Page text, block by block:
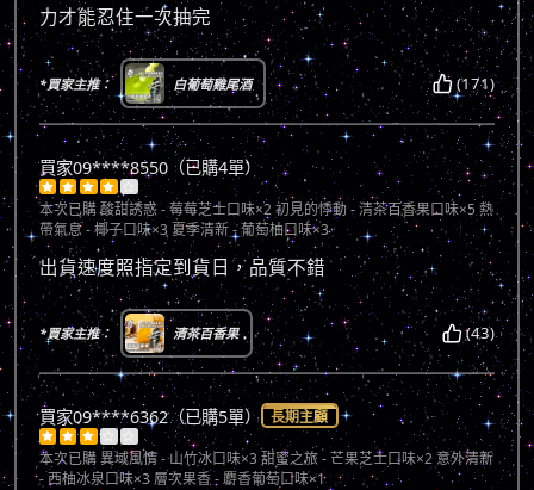
力才能忍住一次抽完
*買家主推： 白葡萄雞尾酒 (171)
買家09****8550（已購4單）
    
本次已購酸甜誘惑 - 莓莓芝士口味×2 初見的悸動 - 清茶百香果口味×5 熱
帶氣息 - 椰子口味×3 夏季清新 - 葡萄柚口味×3
出貨速度照指定到貨日，品質不錯
*買家主推： 清茶百香果 (43)
買家09****6362（已購5單） 長期主顧
    
本次已購異域風情 - 山竹冰口味×3 甜蜜之旅 - 芒果芝士口味×2 意外清新
- 西柚冰泉口味×3 層次果香 - 麝香葡萄口味×1